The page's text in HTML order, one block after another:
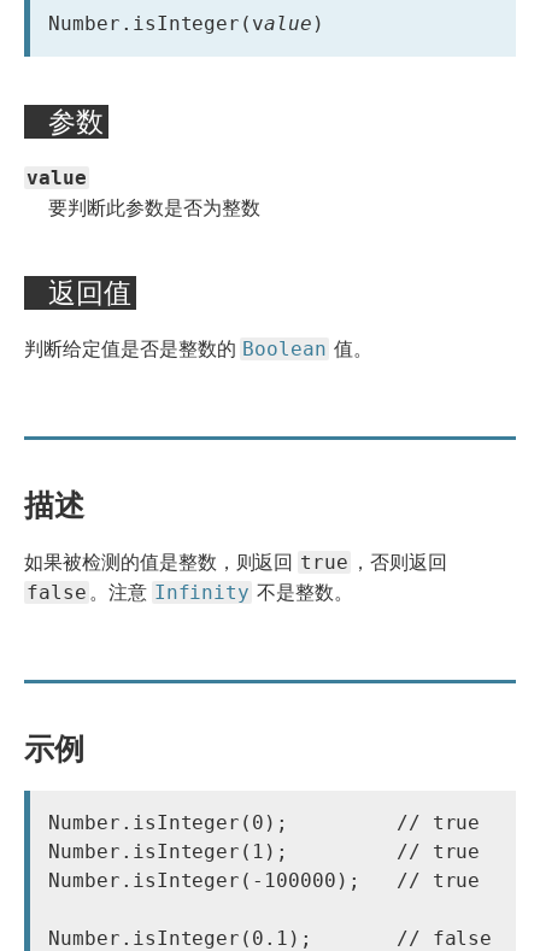
Number.isInteger(value )
参数
value
要判断此参数是否为整数
返回值
判断给定值是否是整数的 Boolean 值。
描述
如果被检测的值是整数，则返回 true ，否则返回
false 。注意 Infinity 不是整数。
示例
Number.isInteger(0);         // true
Number.isInteger(1);         // true
Number.isInteger(-100000);   // true
Number.isInteger(0.1);       // false